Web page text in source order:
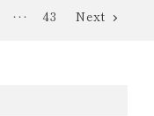
･･･ 43 Next